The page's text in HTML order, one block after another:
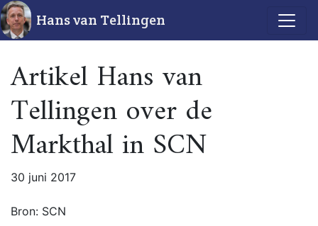
Hans van Tellingen
Artikel Hans van
Tellingen over de
Markthal in SCN
30 juni 2017
Bron: SCN